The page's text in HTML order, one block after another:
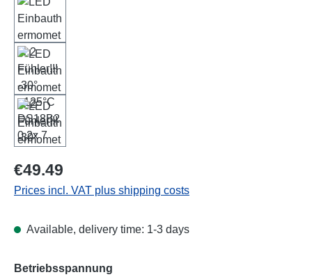
Regular price:
€49.49
Prices incl. VAT plus shipping costs
Available, delivery time: 1-3 days
Select
Betriebsspannung